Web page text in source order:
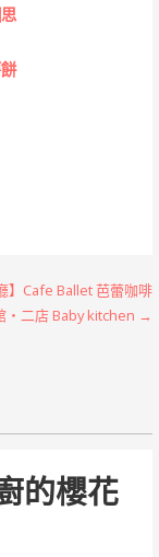
】Cafe Ballet 芭蕾咖啡
‧二店 Baby kitchen →
的櫻花